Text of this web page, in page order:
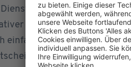
Durch die
einfache Lösungen, um
zu